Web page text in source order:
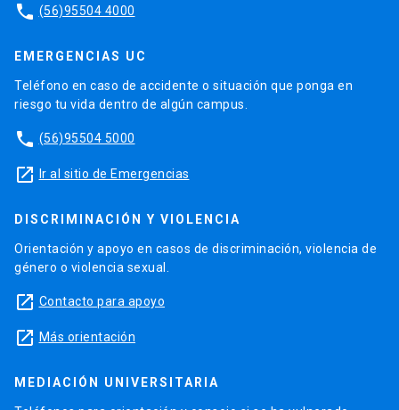
phone (56)95504 4000
EMERGENCIAS UC
Teléfono en caso de accidente o situación que ponga en
riesgo tu vida dentro de algún campus.
phone (56)95504 5000
launch Ir al sitio de Emergencias
DISCRIMINACIÓN Y VIOLENCIA
Orientación y apoyo en casos de discriminación, violencia de
género o violencia sexual.
launch Contacto para apoyo
launch Más orientación
MEDIACIÓN UNIVERSITARIA